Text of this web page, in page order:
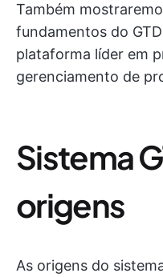
Também
fundamentos do
plataforma líder em
gerenciamento de
Sistema
origens
As origens do